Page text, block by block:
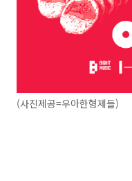
(사진제공=우아한형제들)